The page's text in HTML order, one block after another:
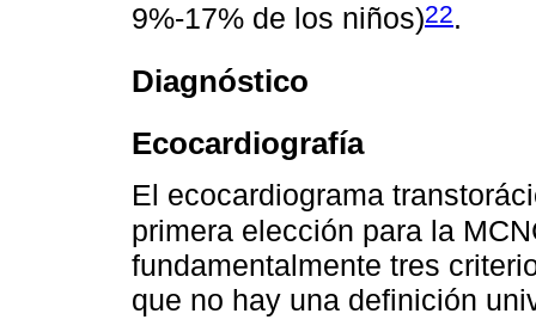
9%-17% de los niños)22.
Diagnóstico
Ecocardiografía
El ecocardiograma
primera elección para la
fundamentalmente tres
que no hay una definición